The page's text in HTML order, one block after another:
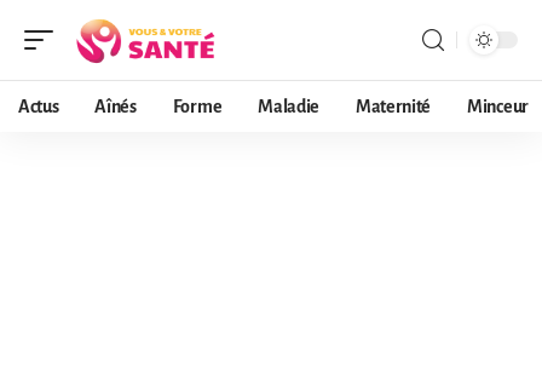
Actus Aînés Forme Maladie Maternité Minceur